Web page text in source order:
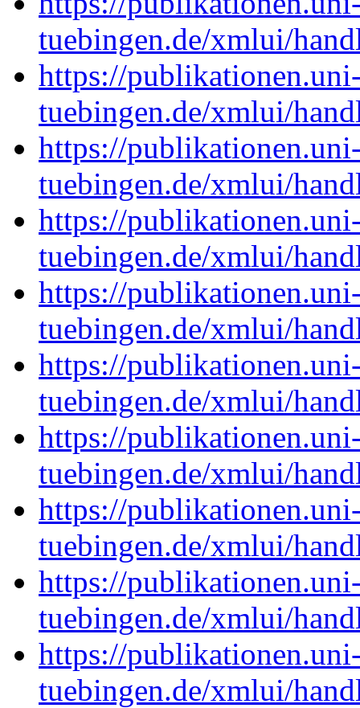
tuebingen.de/xmlui/
https://
tuebingen.de/xmlui/
https://
tuebingen.de/xmlui/
https://
tuebingen.de/xmlui/
https://
tuebingen.de/xmlui/
https://
tuebingen.de/xmlui/
https://
tuebingen.de/xmlui/
https://
tuebingen.de/xmlui/
https://
tuebingen.de/xmlui/
https://
tuebingen.de/xmlui/